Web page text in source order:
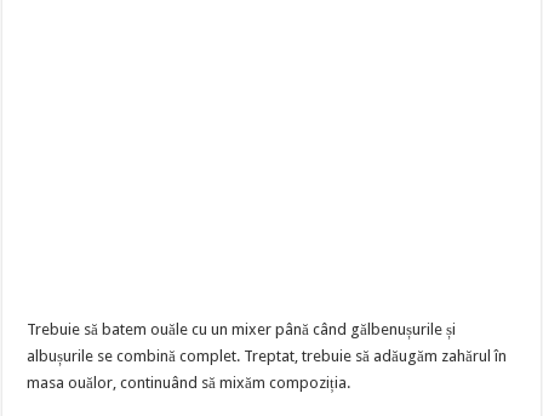
Trebuie să batem ouăle cu un mixer până când gălbenușurile și
albușurile se combină complet. Treptat, trebuie să adăugăm zahărul în
masa ouălor, continuând să mixăm compoziția.